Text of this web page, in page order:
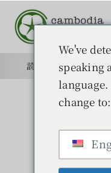
キ
読みもの
We've
speaking
change to: